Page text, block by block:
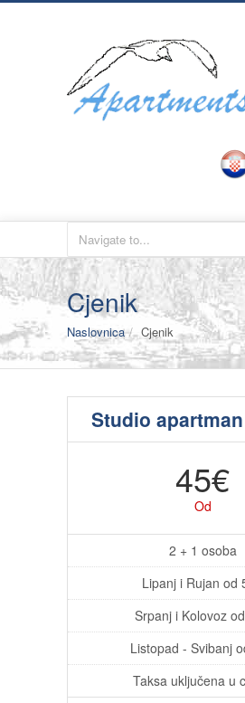
Cjenik
Naslovnica Cjenik
Studio
45€
Od
2 + 1 osoba
Lipanj i Rujan od
Srpanj i Kolovoz
Listopad - Svibanj
Taksa uključena u